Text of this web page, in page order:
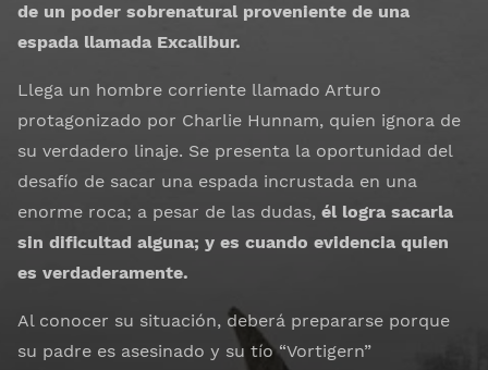
de un poder sobrenatural proveniente de una
espada llamada Excalibur.
Llega un hombre corriente llamado Arturo
protagonizado por Charlie Hunnam, quien ignora de
su verdadero linaje. Se presenta la oportunidad del
desafío de sacar una espada incrustada en una
enorme roca; a pesar de las dudas, él logra sacarla
sin dificultad alguna; y es cuando evidencia quien
es verdaderamente.
Al conocer su situación, deberá prepararse porque
su padre es asesinado y su tío “Vortigern”